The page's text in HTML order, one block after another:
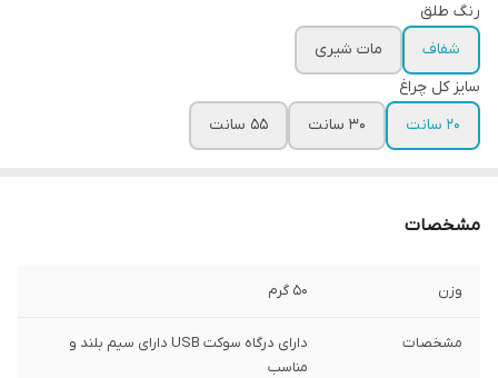
رنگ طلق
شفاف
مات شیری
سایز کل چراغ
20 سانت
30 سانت 55 سانت
مشخصات
وزن 50 گرم
مشخصات
دارای درگاه سوکت USB دارای سیم بلند و
مناسب